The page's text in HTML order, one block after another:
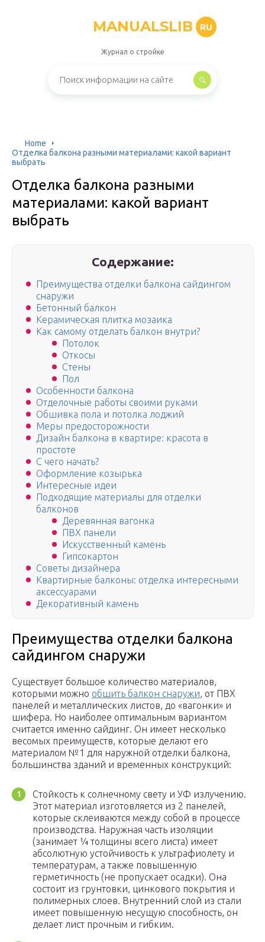
MANUALSLIB RU
Журнал о стройке
Home
Отделка балкона разными материалами: какой вариант
выбрать
Отделка балкона разными
материалами: какой вариант
выбрать
Содержание:
Преимущества отделки балкона сайдингом
снаружи
Бетонный балкон
Керамическая плитка мозаика
Как самому отделать балкон внутри?
Потолок
Откосы
Стены
Пол
Особенности балкона
Отделочные работы своими руками
Обшивка пола и потолка лоджий
Меры предосторожности
Дизайн балкона в квартире: красота в
простоте
С чего начать?
Оформление козырька
Интересные идеи
Подходящие материалы для отделки
балконов
Деревянная вагонка
ПВХ панели
Искусственный камень
Гипсокартон
Советы дизайнера
Квартирные балконы: отделка интересными
аксессуарами
Декоративный камень
Преимущества отделки балкона
сайдингом снаружи
Существует большое количество материалов,
которыми можно обшить балкон снаружи, от ПВХ
панелей и металлических листов, до «вагонки» и
шифера. Но наиболее оптимальным вариантом
считается именно сайдинг. Он имеет несколько
весомых преимуществ, которые делают его
материалом №1 для наружной отделки балкона,
большинства зданий и временных конструкций:
Стойкость к солнечному свету и УФ излучению.
Этот материал изготовляется из 2 панелей,
которые склеиваются между собой в процессе
производства. Наружная часть изоляции
(занимает ¼ толщины всего листа) имеет
абсолютную устойчивость к ультрафиолету и
температурам, а также повышенную
герметичность (не пропускает осадки). Она
состоит из грунтовки, цинкового покрытия и
полимерных слоев. Внутренний слой из стали
имеет повышенную несущую способность, он
делает лист прочным и гибким.